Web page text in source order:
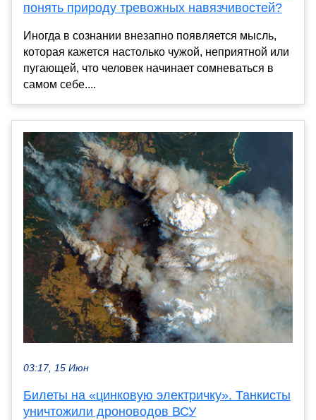
понять природу тревожных навязчивостей?
Иногда в сознании внезапно появляется мысль,
которая кажется настолько чужой, неприятной или
пугающей, что человек начинает сомневаться в
самом себе....
03:17, 15 Июн
Билеты на «цинковую электричку». Танкисты
уничтожили дроноводов ВСУ